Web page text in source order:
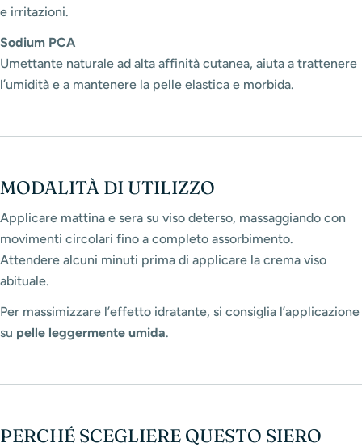
e irritazioni.
Sodium PCA
Umettante naturale ad alta affinità cutanea, aiuta a trattenere
l’umidità e a mantenere la pelle elastica e morbida.
MODALITÀ DI UTILIZZO
Applicare mattina e sera su viso deterso, massaggiando con
movimenti circolari fino a completo assorbimento.
Attendere alcuni minuti prima di applicare la crema viso
abituale.
Per massimizzare l’effetto idratante, si consiglia l’applicazione
su pelle leggermente umida.
PERCHÉ SCEGLIERE QUESTO SIERO